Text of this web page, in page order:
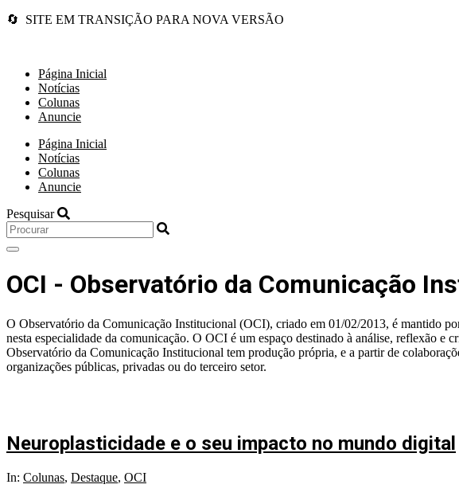
🔄 SITE EM TRANSIÇÃO PARA NOVA VERSÃO
Página Inicial
Notícias
Colunas
Anuncie
Página Inicial
Notícias
Colunas
Anuncie
Pesquisar
OCI - Observatório da Comunicação
O Observatório da Comunicação Institucional (OCI), criado em 01/02/2013, é mantido
nesta especialidade da comunicação. O OCI é um espaço destinado à análise, reflexão e
Observatório da Comunicação Institucional tem produção própria, e a partir de
organizações públicas, privadas ou do terceiro setor.
Neuroplasticidade e o seu impacto no mundo digital
2026-
In: Colunas, Destaque, OCI